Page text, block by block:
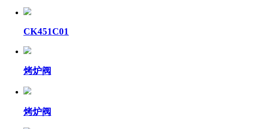
CK451C01
烤炉阀
烤炉阀